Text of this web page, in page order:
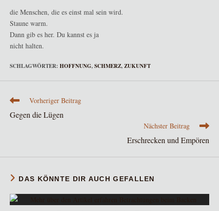
die Menschen, die es einst mal sein wird.
Staune warm.
Dann gib es her. Du kannst es ja
nicht halten.
SCHLAGWÖRTER: HOFFNUNG,SCHMERZ,ZUKUNFT
Weitere
ansehen
Vorheriger Beitrag
Gegen die Lügen
Nächster Beitrag
Erschrecken und Empören
DAS KÖNNTE DIR AUCH GEFALLEN